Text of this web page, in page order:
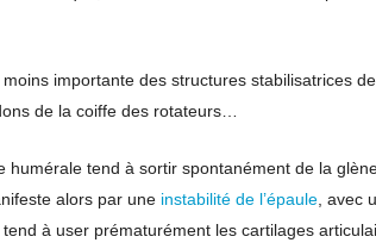
importante des structures stabilisatrices
de la coiffe des rotateurs…
humérale tend à sortir spontanément de la
alors par une instabilité de l’épaule , avec
à user prématurément les cartilages